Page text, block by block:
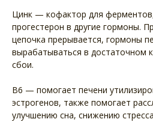
Цинк — кофактор для
прогестерон в другие гормоны.
цепочка прерывается, гормоны
вырабатываться в достаточном
сбои.
B6 — помогает печени
эстрогенов, также помогает
улучшению сна, снижению